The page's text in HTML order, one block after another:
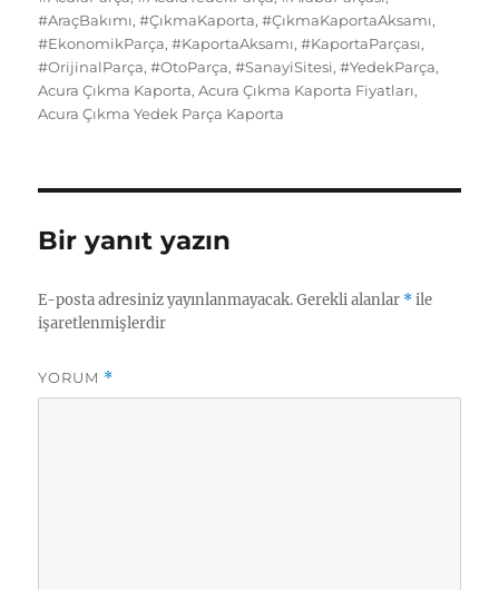
o
o
k
o
n
y
p
p
t
kl
a
ss
ni
r
a
m
#AraçBakımı,#ÇıkmaKaporta,#ÇıkmaKaportaAksamı,
#EkonomikParça,#KaportaAksamı,#KaportaParçası,
#OrijinalParça,#OtoParça,#SanayiSitesi,#YedekParça,
Acura Çıkma Kaporta,Acura Çıkma Kaporta Fiyatları,
Acura Çıkma Yedek Parça Kaporta
Bir yanıt yazın
E-posta adresiniz yayınlanmayacak. Gerekli alanlar *ile
işaretlenmişlerdir
YORUM *